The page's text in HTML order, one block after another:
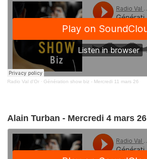
Radio Val d'Or · Génération show biz - Mercredi 11 mars 26
Alain Turban - Mercredi 4 mars 26